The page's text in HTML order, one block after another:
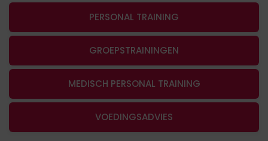
PERSONAL TRAINING
GROEPSTRAININGEN
MEDISCH PERSONAL TRAINING
VOEDINGSADVIES